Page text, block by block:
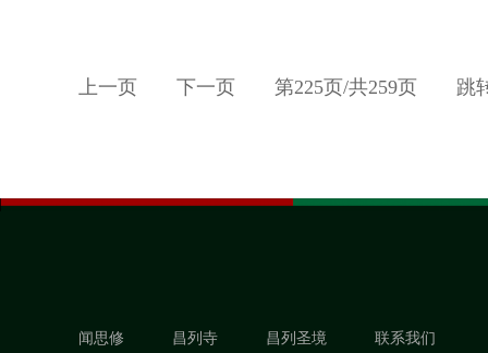
上一页 下一页 第225页/共259页 跳
闻思修 昌列寺 昌列圣境 联系我们